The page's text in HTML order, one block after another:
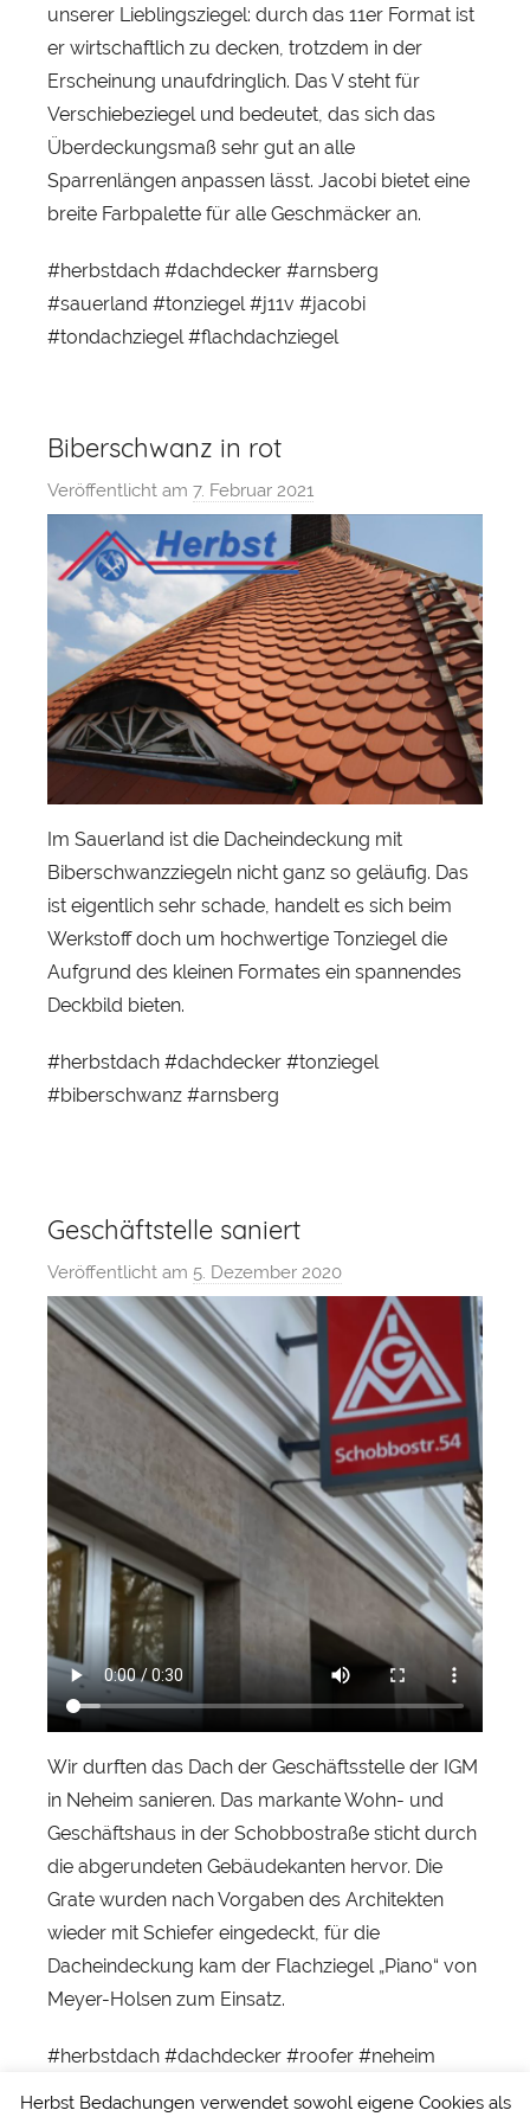
unserer Lieblingsziegel: durch das 11er Format ist
er wirtschaftlich zu decken, trotzdem in der
Erscheinung unaufdringlich. Das V steht für
Verschiebeziegel und bedeutet, das sich das
Überdeckungsmaß sehr gut an alle
Sparrenlängen anpassen lässt. Jacobi bietet eine
breite Farbpalette für alle Geschmäcker an.
#herbstdach #dachdecker #arnsberg
#sauerland #tonziegel #j11v #jacobi
#tondachziegel #flachdachziegel
Biberschwanz in rot
Veröffentlicht am 7. Februar 2021
o
n
S
e
b
a
s
i
a
b
s
Im Sauerland ist die Dacheindeckung mit
Biberschwanzziegeln nicht ganz so geläufig. Das
ist eigentlich sehr schade, handelt es sich beim
Werkstoff doch um hochwertige Tonziegel die
Aufgrund des kleinen Formates ein spannendes
Deckbild bieten.
#herbstdach #dachdecker #tonziegel
#biberschwanz #arnsberg
Geschäftstelle saniert
Veröffentlicht am 5. Dezember 2020
o
e
b
a
s
t
i
H
e
r
b
s
t
Wir durften das Dach der Geschäftsstelle der IGM
in Neheim sanieren. Das markante Wohn- und
Geschäftshaus in der Schobbostraße sticht durch
die abgerundeten Gebäudekanten hervor. Die
Grate wurden nach Vorgaben des Architekten
wieder mit Schiefer eingedeckt, für die
Dacheindeckung kam der Flachziegel „Piano“ von
Meyer-Holsen zum Einsatz.
#herbstdach #dachdecker #roofer #neheim
Herbst Bedachungen verwendet sowohl eigene Cookies als